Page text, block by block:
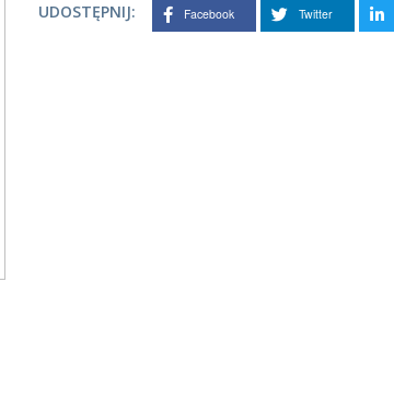
UDOSTĘPNIJ: Facebook Twitter